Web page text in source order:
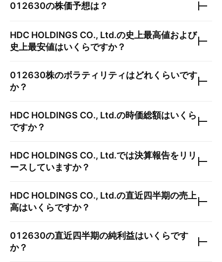
012630の株価予想は？
HDC HOLDINGS CO., Ltd.の史上最高値および
史上最安値はいくらですか？
012630株のボラティリティはどれくらいです
か？
HDC HOLDINGS CO., Ltd.の時価総額はいくら
ですか？
HDC HOLDINGS CO., Ltd.では決算報告をリリ
ースしていますか？
HDC HOLDINGS CO., Ltd.の直近四半期の売上
高はいくらですか？
012630の直近四半期の純利益はいくらです
か？